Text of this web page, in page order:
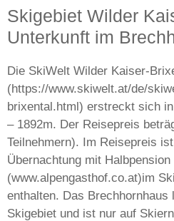
Skigebiet Wilder
Unterkunft im
Die SkiWelt Wilder Kaiser-
(https://www.skiwelt.at/de/
brixental.html) erstreckt sich
– 1892m. Der Reisepreis
Teilnehmern). Im Reisepreis
Übernachtung mit
(www.alpengasthof.co.at)im
enthalten. Das Brechhornhaus
Skigebiet und ist nur auf